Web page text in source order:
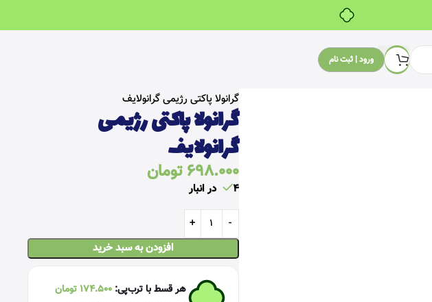
ورود | ثبت نام
گرانولا پاکتی رژیمی گرانولایف
گرانولا پاکتی رژیمی
گرانولایف
698.000 تومان
4 در انبار
افزودن به سبد خرید
هر قسط با ترب‌پی:174.500 تومان